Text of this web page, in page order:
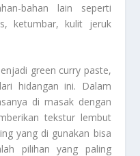
bahan lain seperti
ketumbar, kulit jeruk
green curry paste,
hidangan ini. Dalam
di masak dengan
tekstur lembut
yang di gunakan bisa
pilihan yang paling